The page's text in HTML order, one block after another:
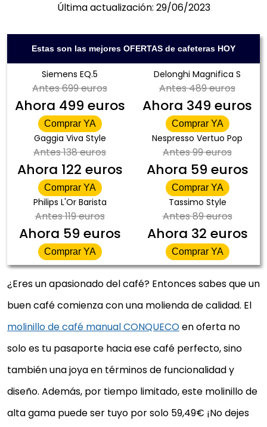
Última actualización: 29/06/2023
Estas son las mejores OFERTAS de cafeteras HOY
Siemens EQ.5
Antes699 euros
Ahora 499 euros
Comprar YA
Delonghi Magnifica S
Antes489 euros
Ahora 349 euros
Comprar YA
Gaggia Viva Style
Antes138 euros
Ahora 122 euros
Comprar YA
Nespresso Vertuo Pop
Antes99 euros
Ahora 59 euros
Comprar YA
Philips L'Or Barista
Antes119 euros
Ahora 59 euros
Comprar YA
Tassimo Style
Antes89 euros
Ahora 32 euros
Comprar YA
¿Eres un apasionado del café? Entonces sabes que un
buen café comienza con una molienda de calidad. El
molinillo de café manual CONQUECOen oferta no
solo es tu pasaporte hacia ese café perfecto, sino
también una joya en términos de funcionalidad y
diseño. Además, por tiempo limitado, este molinillo de
alta gama puede ser tuyo por solo 59,49€ ¡No dejes